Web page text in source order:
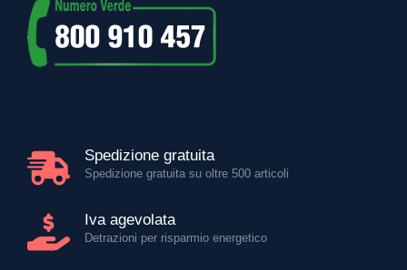
Spedizione gratuita
Spedizione gratuita su oltre 500 articoli
Iva agevolata
Detrazioni per risparmio energetico